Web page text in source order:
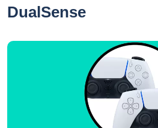
DualSense